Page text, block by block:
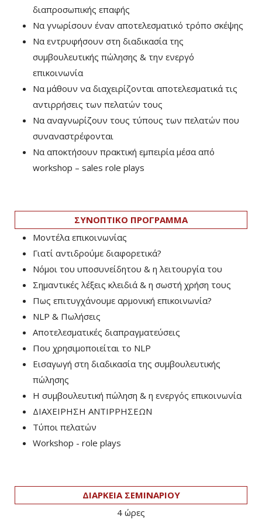
διαπροσωπικής επαφής
Να γνωρίσουν έναν αποτελεσματικό τρόπο σκέψης
Να εντρυφήσουν στη διαδικασία της
συμβουλευτικής πώλησης & την ενεργό
επικοινωνία
Να μάθουν να διαχειρίζονται αποτελεσματικά τις
αντιρρήσεις των πελατών τους
Να αναγνωρίζουν τους τύπους των πελατών που
συναναστρέφονται
Να αποκτήσουν πρακτική εμπειρία μέσα από
workshop – sales role plays
ΣΥΝΟΠΤΙΚΟ ΠΡΟΓΡΑΜΜΑ
Μοντέλα επικοινωνίας
Γιατί αντιδρούμε διαφορετικά?
Νόμοι του υποσυνείδητου & η λειτουργία του
Σημαντικές λέξεις κλειδιά & η σωστή χρήση τους
Πως επιτυγχάνουμε αρμονική επικοινωνία?
NLP & Πωλήσεις
Αποτελεσματικές διαπραγματεύσεις
Που χρησιμοποιείται το NLP
Εισαγωγή στη διαδικασία της συμβουλευτικής
πώλησης
Η συμβουλευτική πώληση & η ενεργός επικοινωνία
ΔΙΑΧΕΙΡΗΣΗ ΑΝΤΙΡΡΗΣΕΩΝ
Τύποι πελατών
Workshop - role plays
ΔΙΑΡΚΕΙΑ ΣΕΜΙΝΑΡΙΟΥ
4 ώρες